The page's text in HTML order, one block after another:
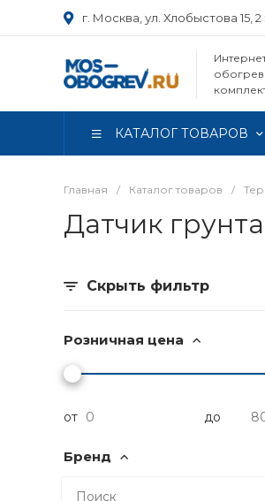
г. Москва, ул. Хлобыстова 15,
КАТАЛОГ ТОВАРОВ
Главная / Каталог товаров /
Датчик грунта
Скрыть фильтр
Розничная цена
от до
Бренд